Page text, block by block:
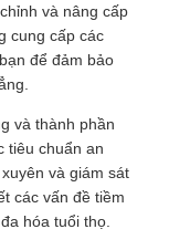
và nâng cấp
cung cấp các
để đảm bảo
và thành phần
tiêu chuẩn an
và giám sát
các vấn đề tiềm
hóa tuổi thọ.